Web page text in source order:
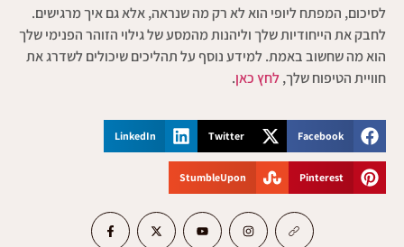
לסיכום, המפתח ליופי הוא לא רק מה שנראה, אלא גם איך מרגישים.
לחבק את הייחודיות שלך וליהנות מהמסע של גילוי הזוהר הפנימי שלך
הוא מה שחשוב באמת. למידע נוסף על תהליכים שיכולים לשדרג את
חוויית הטיפוח שלך,לחץ כאן.
Facebook
Twitter
LinkedIn
Pinterest
StumbleUpon